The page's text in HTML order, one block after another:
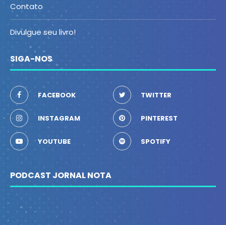
Contato
Divulgue seu livro!
SIGA-NOS
FACEBOOK TWITTER
INSTAGRAM PINTEREST
YOUTUBE SPOTIFY
PODCAST JORNAL NOTA